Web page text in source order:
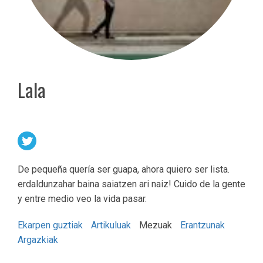
Lala
De pequeña quería ser guapa, ahora quiero ser lista.
erdaldunzahar baina saiatzen ari naiz! Cuido de la gente
y entre medio veo la vida pasar.
Ekarpen guztiak Artikuluak Mezuak
Erantzunak
Argazkiak